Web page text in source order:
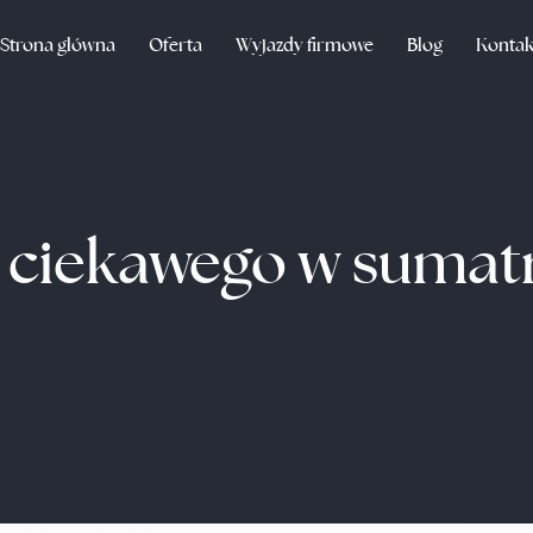
Strona główna Oferta Wyjazdy firmowe Blog
w